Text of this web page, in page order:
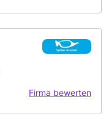
Firma bewerten